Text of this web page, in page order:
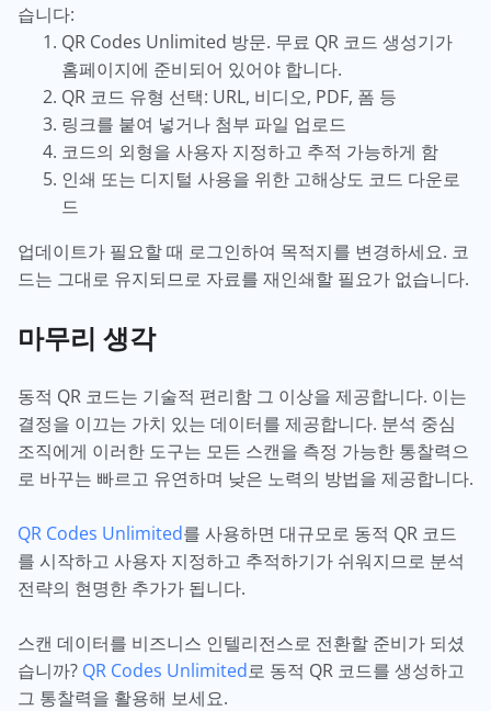
습니다:
QR Codes Unlimited 방문. 무료 QR 코드 생성기가
홈페이지에 준비되어 있어야 합니다.
QR 코드 유형 선택: URL, 비디오, PDF, 폼 등
링크를 붙여 넣거나 첨부 파일 업로드
코드의 외형을 사용자 지정하고 추적 가능하게 함
인쇄 또는 디지털 사용을 위한 고해상도 코드 다운로
드
업데이트가 필요할 때 로그인하여 목적지를 변경하세요. 코
드는 그대로 유지되므로 자료를 재인쇄할 필요가 없습니다.
마무리 생각
동적 QR 코드는 기술적 편리함 그 이상을 제공합니다. 이는
결정을 이끄는 가치 있는 데이터를 제공합니다. 분석 중심
조직에게 이러한 도구는 모든 스캔을 측정 가능한 통찰력으
로 바꾸는 빠르고 유연하며 낮은 노력의 방법을 제공합니다.
QR Codes Unlimited를 사용하면 대규모로 동적 QR 코드
를 시작하고 사용자 지정하고 추적하기가 쉬워지므로 분석
전략의 현명한 추가가 됩니다.
스캔 데이터를 비즈니스 인텔리전스로 전환할 준비가 되셨
습니까? QR Codes Unlimited로 동적 QR 코드를 생성하고
그 통찰력을 활용해 보세요.